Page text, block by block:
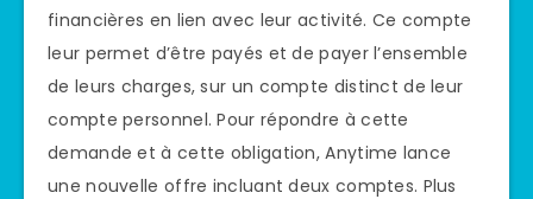
financières en lien avec leur activité. Ce compte
leur permet d’être payés et de payer l’ensemble
de leurs charges, sur un compte distinct de leur
compte personnel. Pour répondre à cette
demande et à cette obligation, Anytime lance
une nouvelle offre incluant deux comptes. Plus